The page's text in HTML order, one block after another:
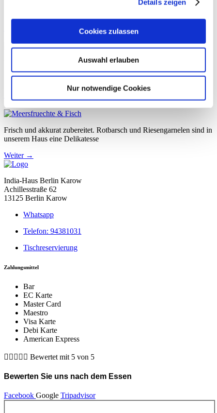
Details zeigen
Cookies zulassen
Auswahl erlauben
Nur notwendige Cookies
Naan, Chapatti, Papadam und vieles mehr…
Kindergerichte
Was will ein Kind zum Essen mehr als frische Pommes und eine
leckere Hähnchenbrust dazu? 🙂
Meersfruechte & Fisch
Frisch und akkurat zubereitet. Rotbarsch und Riesengarnelen sind in
unserem Haus eine Delikatesse
Weiter →
India-Haus Berlin Karow
Achillesstraße 62
13125 Berlin Karow
Whatsapp
Telefon: 94381031
Tischreservierung
Zahlungsmittel
Bar
EC Karte
Master Card
Maestro
Visa Karte
Debi Karte
American Express
     Bewertet mit 5 von 5
Bewerten Sie uns nach dem Essen
Facebook Google Tripadvisor